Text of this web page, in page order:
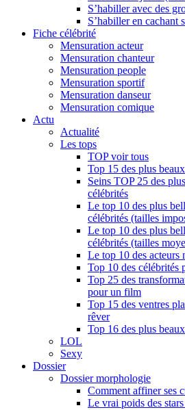
S’habiller avec des
S’habiller en cachant
Fiche célébrité
Mensuration acteur
Mensuration chanteur
Mensuration people
Mensuration sportif
Mensuration danseur
Mensuration comique
Actu
Actualité
Les tops
TOP voir tous
Top 15 des plus
Seins TOP 25 des
célébrités
Le top 10 des plus
célébrités (tailles
Le top 10 des plus
célébrités (tailles
Le top 10 des acteurs
Top 10 des célébrités
Top 25 des
pour un film
Top 15 des ventres
rêver
Top 16 des plus
LOL
Sexy
Dossier
Dossier morphologie
Comment affiner ses
Le vrai poids des